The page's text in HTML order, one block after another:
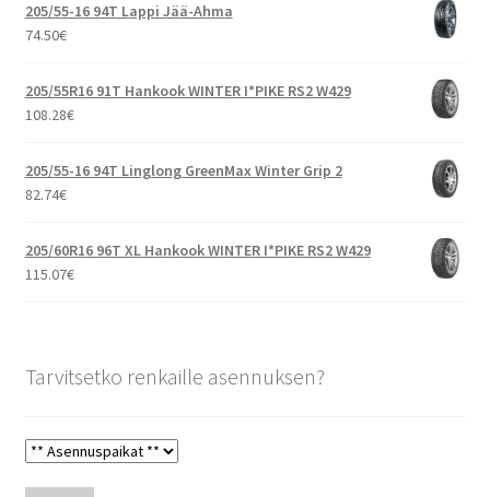
205/55-16 94T Lappi Jää-Ahma
74.50€
205/55R16 91T Hankook WINTER I*PIKE RS2 W429
108.28€
205/55-16 94T Linglong GreenMax Winter Grip 2
82.74€
205/60R16 96T XL Hankook WINTER I*PIKE RS2 W429
115.07€
Tarvitsetko renkaille asennuksen?